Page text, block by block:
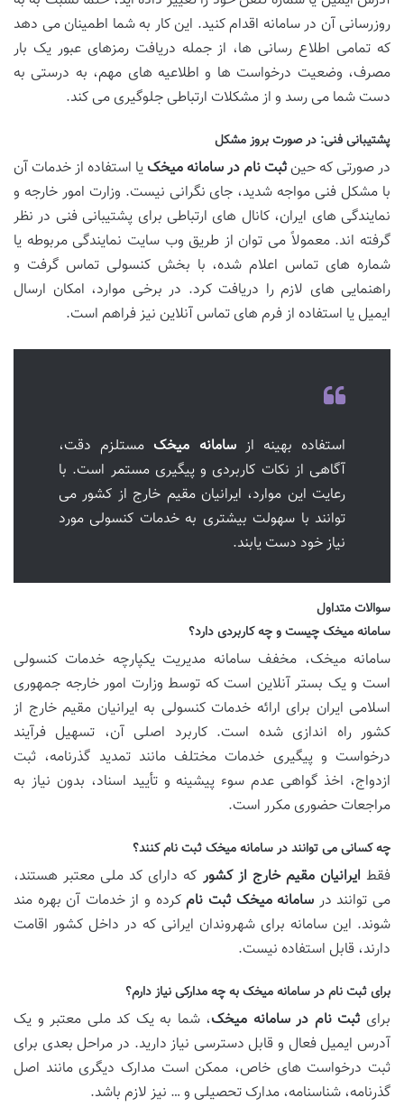
روزرسانی آن در سامانه اقدام کنید. این کار به شما اطمینان می دهد
که تمامی اطلاع رسانی ها، از جمله دریافت رمزهای عبور یک بار
مصرف، وضعیت درخواست ها و اطلاعیه های مهم، به درستی به
دست شما می رسد و از مشکلات ارتباطی جلوگیری می کند.
پشتیبانی فنی: در صورت بروز مشکل
در صورتی که حین ثبت نام در سامانه میخک یا استفاده از خدمات آن
با مشکل فنی مواجه شدید، جای نگرانی نیست. وزارت امور خارجه و
نمایندگی های ایران، کانال های ارتباطی برای پشتیبانی فنی در نظر
گرفته اند. معمولاً می توان از طریق وب سایت نمایندگی مربوطه یا
شماره های تماس اعلام شده، با بخش کنسولی تماس گرفت و
راهنمایی های لازم را دریافت کرد. در برخی موارد، امکان ارسال
ایمیل یا استفاده از فرم های تماس آنلاین نیز فراهم است.
استفاده بهینه ازسامانه میخک مستلزم دقت،
آگاهی از نکات کاربردی و پیگیری مستمر است. با
رعایت این موارد، ایرانیان مقیم خارج از کشور می
توانند با سهولت بیشتری به خدمات کنسولی مورد
نیاز خود دست یابند.
سوالات متداول
سامانه میخک چیست و چه کاربردی دارد؟
سامانه میخک، مخفف سامانه مدیریت یکپارچه خدمات کنسولی
است و یک بستر آنلاین است که توسط وزارت امور خارجه جمهوری
اسلامی ایران برای ارائه خدمات کنسولی به ایرانیان مقیم خارج از
کشور راه اندازی شده است. کاربرد اصلی آن، تسهیل فرآیند
درخواست و پیگیری خدمات مختلف مانند تمدید گذرنامه، ثبت
ازدواج، اخذ گواهی عدم سوء پیشینه و تأیید اسناد، بدون نیاز به
مراجعات حضوری مکرر است.
چه کسانی می توانند در سامانه میخک ثبت نام کنند؟
فقط ایرانیان مقیم خارج از کشور که دارای کد ملی معتبر هستند،
می توانند در سامانه میخک ثبت نام کرده و از خدمات آن بهره مند
شوند. این سامانه برای شهروندان ایرانی که در داخل کشور اقامت
دارند، قابل استفاده نیست.
برای ثبت نام در سامانه میخک به چه مدارکی نیاز دارم؟
برای ثبت نام در سامانه میخک، شما به یک کد ملی معتبر و یک
آدرس ایمیل فعال و قابل دسترسی نیاز دارید. در مراحل بعدی برای
ثبت درخواست های خاص، ممکن است مدارک دیگری مانند اصل
گذرنامه، شناسنامه، مدارک تحصیلی و … نیز لازم باشد.